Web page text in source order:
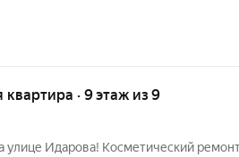
квартира · 9 этаж из 9
Косметический ремонт